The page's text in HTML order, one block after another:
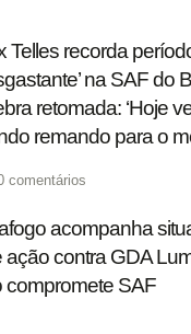
Telles recorda
na SAF do
retomada: ‘Hoje
remando para o
comentários
acompanha
ação contra GDA
compromete SAF